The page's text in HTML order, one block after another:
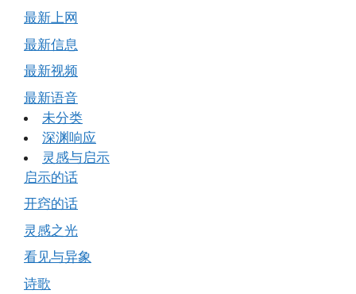
最新上网
最新信息
最新视频
最新语音
未分类
深渊响应
灵感与启示
启示的话
开窍的话
灵感之光
看见与异象
诗歌